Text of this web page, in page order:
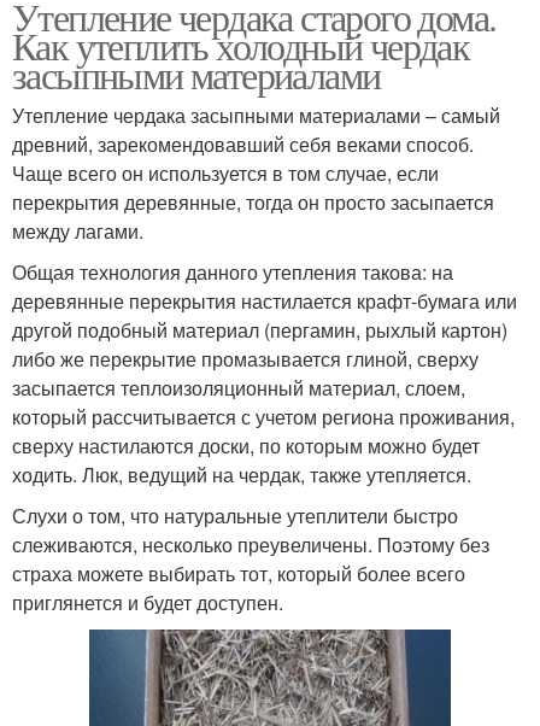
Утепление чердака старого дома.
Как утеплить холодный чердак
засыпными материалами
Утепление чердака засыпными материалами – самый
древний, зарекомендовавший себя веками способ.
Чаще всего он используется в том случае, если
перекрытия деревянные, тогда он просто засыпается
между лагами.
Общая технология данного утепления такова: на
деревянные перекрытия настилается крафт-бумага или
другой подобный материал (пергамин, рыхлый картон)
либо же перекрытие промазывается глиной, сверху
засыпается теплоизоляционный материал, слоем,
который рассчитывается с учетом региона проживания,
сверху настилаются доски, по которым можно будет
ходить. Люк, ведущий на чердак, также утепляется.
Слухи о том, что натуральные утеплители быстро
слеживаются, несколько преувеличены. Поэтому без
страха можете выбирать тот, который более всего
приглянется и будет доступен.